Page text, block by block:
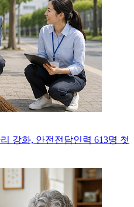
강화, 안전전담인력 613명 첫